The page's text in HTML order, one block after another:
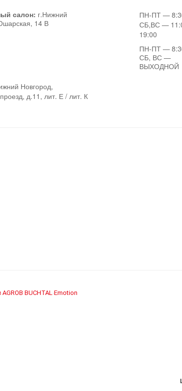
салон: г.Нижний
14 В
Новгород,
д.11, лит. Е / лит. К
ПН-ПТ —
СБ,ВС —
19:00
ПН-ПТ —
СБ, ВС —
ВЫХОДНОЙ
›AGROB BUCHTAL›Emotion